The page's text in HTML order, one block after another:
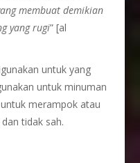
membuat demikian
yang rugi” [al
untuk yang
untuk minuman
merampok atau
tidak sah.